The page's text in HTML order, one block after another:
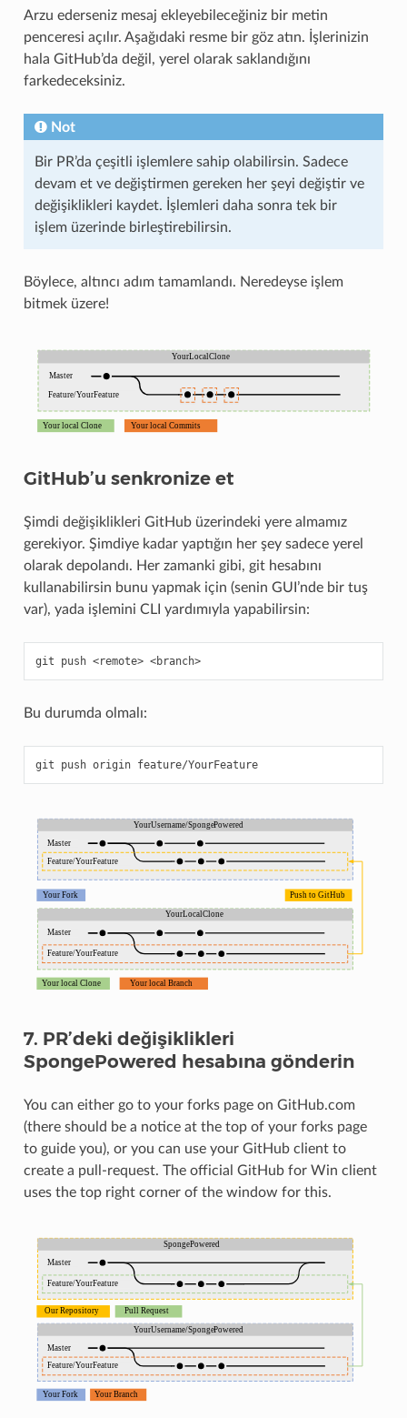
Arzu ederseniz mesaj ekleyebileceğiniz bir metin
penceresi açılır. Aşağıdaki resme bir göz atın. İşlerinizin
hala GitHub’da değil, yerel olarak saklandığını
farkedeceksiniz.
Not
Bir PR’da çeşitli işlemlere sahip olabilirsin. Sadece
devam et ve değiştirmen gereken her şeyi değiştir ve
değişiklikleri kaydet. İşlemleri daha sonra tek bir
işlem üzerinde birleştirebilirsin.
Böylece, altıncı adım tamamlandı. Neredeyse işlem
bitmek üzere!
GitHub’u senkronize et
Şimdi değişiklikleri GitHub üzerindeki yere almamız
gerekiyor. Şimdiye kadar yaptığın her şey sadece yerel
olarak depolandı. Her zamanki gibi, git hesabını
kullanabilirsin bunu yapmak için (senin GUI’nde bir tuş
var), yada işlemini CLI yardımıyla yapabilirsin:
git push <remote> <branch>
Bu durumda olmalı:
git push origin feature/YourFeature
7. PR’deki değişiklikleri
SpongePowered hesabına gönderin
You can either go to your forks page on GitHub.com
(there should be a notice at the top of your forks page
to guide you), or you can use your GitHub client to
create a pull-request. The official GitHub for Win client
uses the top right corner of the window for this.